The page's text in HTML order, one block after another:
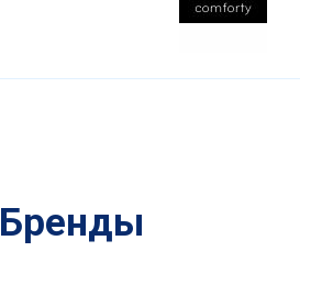
Бренды